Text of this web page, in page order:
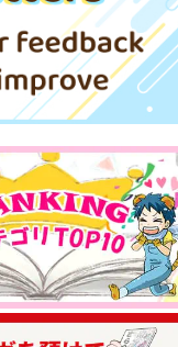
ごきげんアライグマ
専売 629円 （税込）
Dr.STONE
石神千空×あさぎりゲン